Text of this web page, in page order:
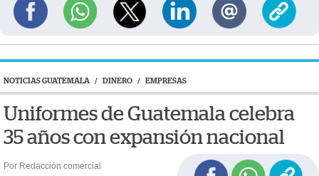
NOTICIAS GUATEMALA / DINERO / EMPRESAS
Uniformes de Guatemala celebra
35 años con expansión nacional
Por Redacción comercial